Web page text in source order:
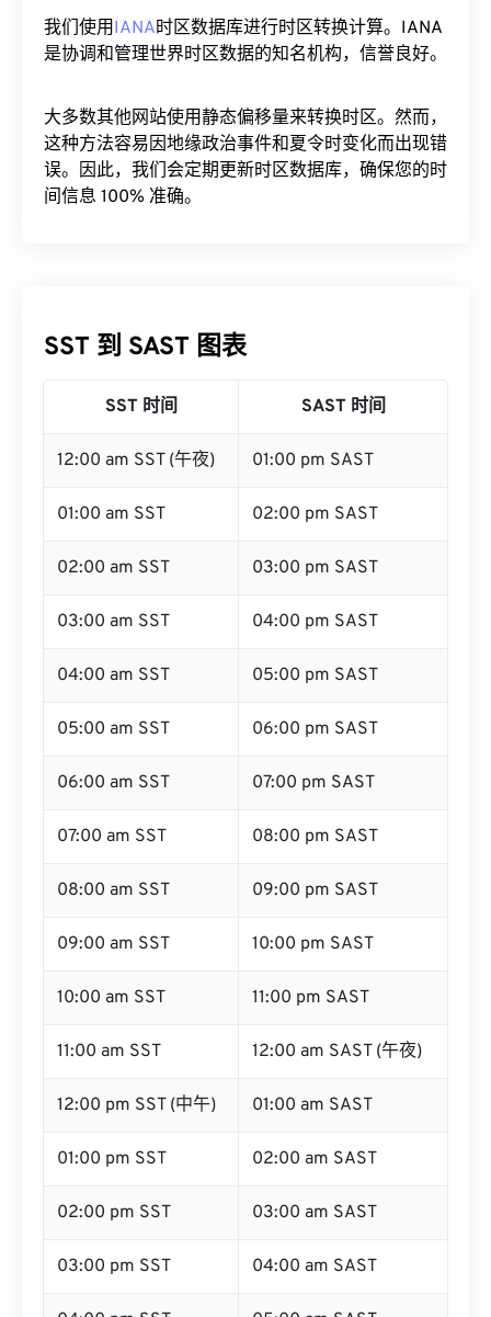
我们使用IANA时区数据库进行时区转换计算。IANA
是协调和管理世界时区数据的知名机构，信誉良好。
大多数其他网站使用静态偏移量来转换时区。然而，
这种方法容易因地缘政治事件和夏令时变化而出现错
误。因此，我们会定期更新时区数据库，确保您的时
间信息 100% 准确。
SST 到 SAST 图表
SST 时间 SAST 时间
12:00 am SST (午夜) 01:00 pm SAST
01:00 am SST 02:00 pm SAST
02:00 am SST 03:00 pm SAST
03:00 am SST 04:00 pm SAST
04:00 am SST 05:00 pm SAST
05:00 am SST 06:00 pm SAST
06:00 am SST 07:00 pm SAST
07:00 am SST 08:00 pm SAST
08:00 am SST 09:00 pm SAST
09:00 am SST 10:00 pm SAST
10:00 am SST 11:00 pm SAST
11:00 am SST 12:00 am SAST (午夜)
12:00 pm SST (中午) 01:00 am SAST
01:00 pm SST 02:00 am SAST
02:00 pm SST 03:00 am SAST
03:00 pm SST 04:00 am SAST